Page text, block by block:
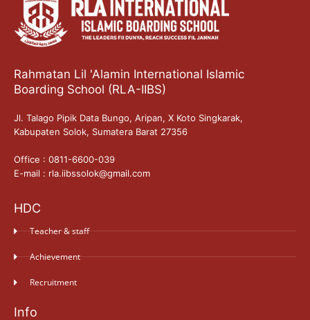
Rahmatan Lil 'Alamin International Islamic
Boarding School (RLA-IIBS)
Jl. Talago Pipik Data Bungo, Aripan, X Koto Singkarak,
Kabupaten Solok, Sumatera Barat 27356
Office : 0811-6600-039
E-mail : rla.iibssolok@gmail.com
HDC
Teacher & staff
Achievement
Recruitment
Info